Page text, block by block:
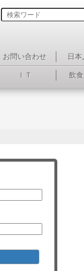
お問い合わせ
日
ＩＴ 飲